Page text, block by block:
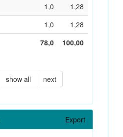
1,0
1,28
1,0
1,28
78,0
100,00
show all next
Export